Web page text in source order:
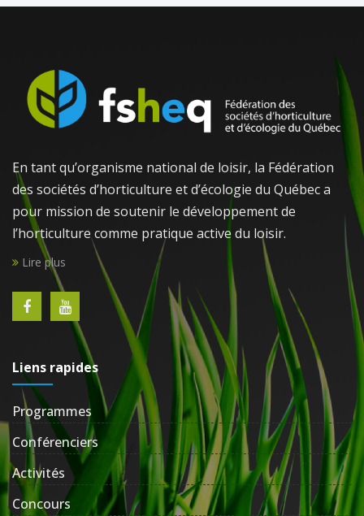
30 31 1 2 3 4 5
En tant qu’organisme national de loisir, la Fédération
des sociétés d’horticulture et d’écologie du Québec a
pour mission de soutenir le développement de
l’horticulture comme pratique active du loisir.
Lire plus
Liens rapides
Programmes
Conférenciers
Activités
Concours